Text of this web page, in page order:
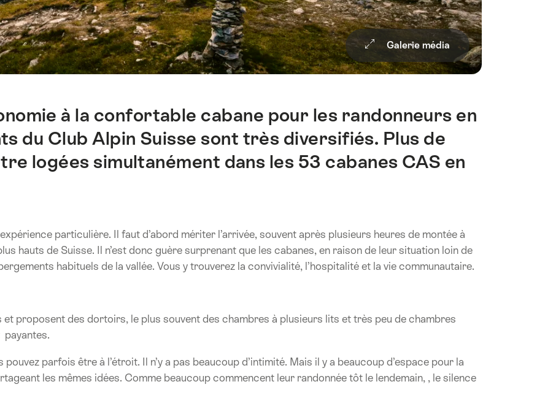
Galerie média
à la confortable cabane pour les randonneurs en
du Club Alpin Suisse sont très diversifiés. Plus de
logées simultanément dans les 53 cabanes CAS en
particulière. Il faut d’abord mériter l’arrivée, souvent après plusieurs heures de montée à
hauts de Suisse. Il n’est donc guère surprenant que les cabanes, en raison de leur situation loin de
habituels de la vallée. Vous y trouverez la convivialité, l’hospitalité et la vie communautaire.
proposent des dortoirs, le plus souvent des chambres à plusieurs lits et très peu de chambres
payantes.
parfois être à l’étroit. Il n’y a pas beaucoup d’intimité. Mais il y a beaucoup d’espace pour la
les mêmes idées. Comme beaucoup commencent leur randonnée tôt le lendemain, , le silence